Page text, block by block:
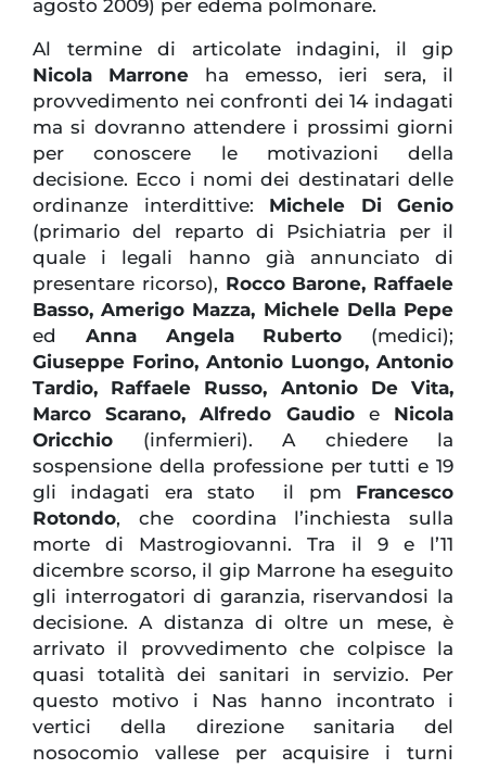
agosto 2009) per edema polmonare.
Al termine di articolate indagini, il gip
Nicola Marrone ha emesso, ieri sera, il
provvedimento nei confronti dei 14 indagati
ma si dovranno attendere i prossimi giorni
per conoscere le motivazioni della
decisione. Ecco i nomi dei destinatari delle
ordinanze interdittive: Michele Di Genio
(primario del reparto di Psichiatria per il
quale i legali hanno già annunciato di
presentare ricorso), Rocco Barone, Raffaele
Basso, Amerigo Mazza, Michele Della Pepe
ed Anna Angela Ruberto (medici);
Giuseppe Forino, Antonio Luongo, Antonio
Tardio, Raffaele Russo, Antonio De Vita,
Marco Scarano, Alfredo Gaudioe Nicola
Oricchio (infermieri). A chiedere la
sospensione della professione per tutti e 19
gli indagati era stato il pm Francesco
Rotondo, che coordina l’inchiesta sulla
morte di Mastrogiovanni. Tra il 9 e l’11
dicembre scorso, il gip Marrone ha eseguito
gli interrogatori di garanzia, riservandosi la
decisione. A distanza di oltre un mese, è
arrivato il provvedimento che colpisce la
quasi totalità dei sanitari in servizio. Per
questo motivo i Nas hanno incontrato i
vertici della direzione sanitaria del
nosocomio vallese per acquisire i turni